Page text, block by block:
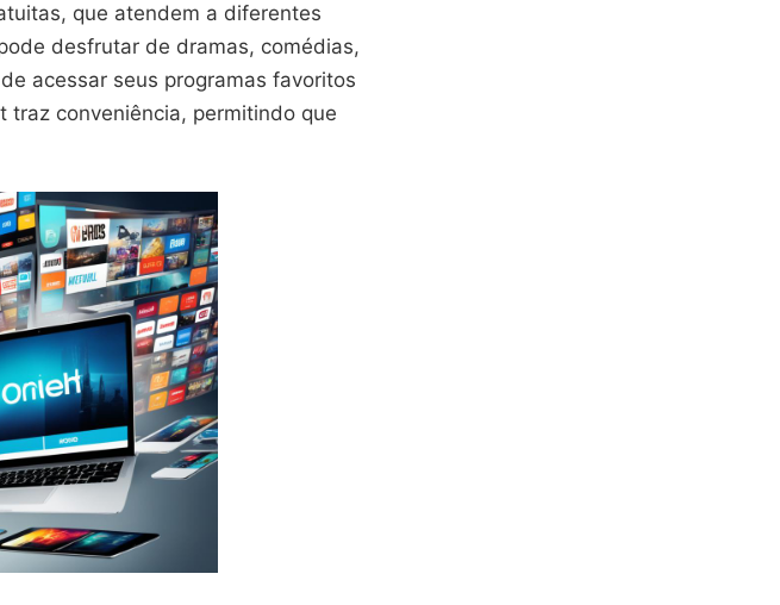
que atendem a diferentes
desfrutar de dramas, comédias,
acessar seus programas favoritos
traz conveniência, permitindo que